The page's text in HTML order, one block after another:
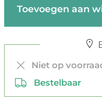
Toevoegen aan
Niet op
Bestelbaar